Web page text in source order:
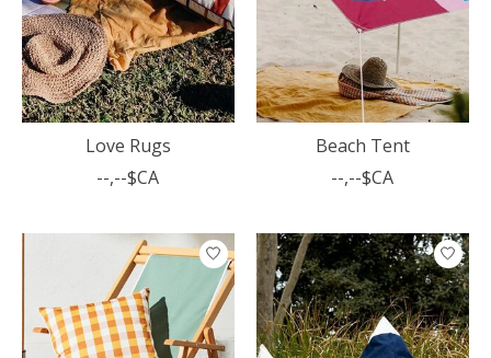
Love Rugs
--,--$CA
Beach Tent
--,--$CA